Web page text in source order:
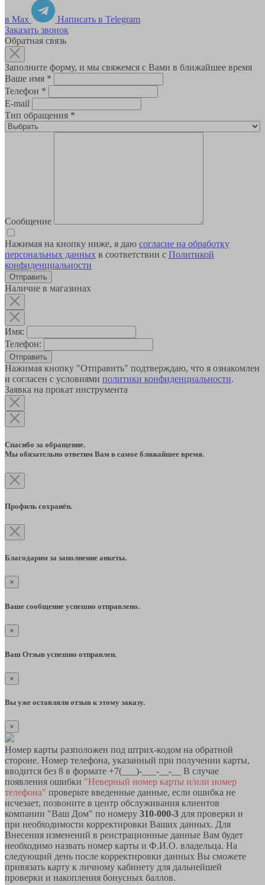
в Max
Написать в Telegram
Заказать звонок
Обратная связь
Заполните форму, и мы свяжемся с Вами в ближайшее время
Ваше имя *
Телефон *
E-mail
Тип обращения *
Сообщение
Нажимая на кнопку ниже, я даю согласие на обработку
персональных данных в соответствии с Политикой
конфиденциальности
Наличие в магазинах
Имя:
Телефон:
Отправить
Нажимая кнопку "Отправить" подтверждаю, что я ознакомлен
и согласен с условиями политики конфиденциальности.
Заявка на прокат инструмента
Спасибо за обращение.
Мы обязательно ответим Вам в самое ближайшее время.
Профиль сохранён.
Благодарим за заполнение анкеты.
×
Ваше сообщение успешно отправлено.
×
Ваш Отзыв успешно отправлен.
×
Вы уже оставляли отзыв к этому заказу.
×
Номер карты разположен под штрих-кодом на обратной
стороне. Номер телефона, указанный при получении карты,
вводится без 8 в формате +7(___)-___-__-__ В случае
появления ошибки "Неверный номер карты и/или номер
телефона" проверьте введенные данные, если ошибка не
исчезает, позвоните в центр обслуживания клиентов
компании "Ваш Дом" по номеру 310-000-3 для проверки и
при необходимости корректировки Ваших данных. Для
Внесения изменений в реистрационные данные Вам будет
необходимо назвать номер карты и Ф.И.О. владельца. На
следующий день после корректировки данных Вы сможете
привязать карту к личному кабинету для дальнейшей
проверки и накопления бонусных баллов.